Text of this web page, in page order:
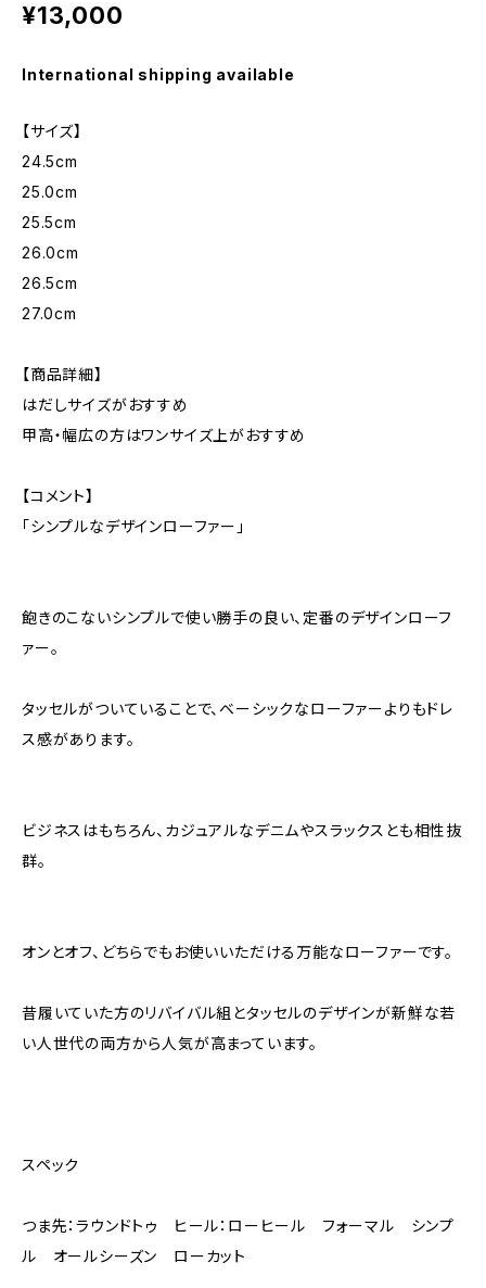
¥13,000
International shipping available
【サイズ】
24.5cm
25.0cm
25.5cm
26.0cm
26.5cm
27.0cm
【商品詳細】
はだしサイズがおすすめ
甲高・幅広の方はワンサイズ上がおすすめ
【コメント】
「シンプルなデザインローファー」
飽きのこないシンプルで使い勝手の良い、定番のデザインローフ
ァー。
タッセルがついていることで、ベーシックなローファーよりもドレ
ス感があります。
ビジネスはもちろん、カジュアルなデニムやスラックスとも相性抜
群。
オンとオフ、どちらでもお使いいただける万能なローファーです。
昔履いていた方のリバイバル組とタッセルのデザインが新鮮な若
い人世代の両方から人気が高まっています。
スペック
つま先：ラウンドトゥ ヒール：ローヒール フォーマル シンプ
ル オールシーズン ローカット